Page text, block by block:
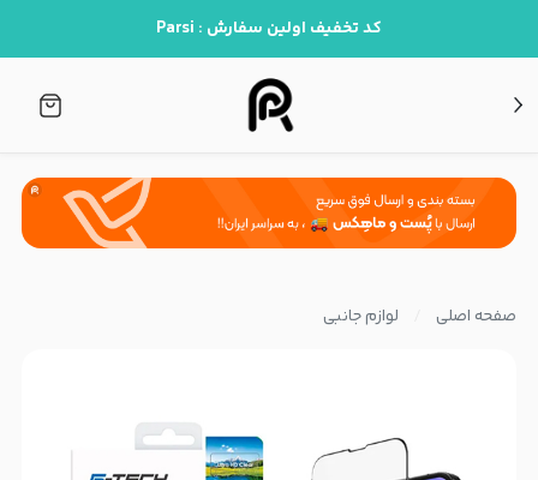
کد تخفیف اولین سفارش : Parsi
صفحه اصلی لوازم جانبی